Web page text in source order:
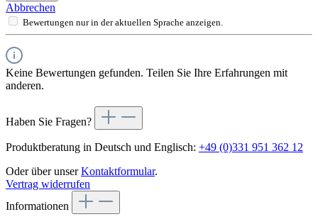
Abbrechen
Bewertungen nur in der aktuellen Sprache anzeigen.
Keine Bewertungen gefunden. Teilen Sie Ihre Erfahrungen mit
anderen.
Haben Sie Fragen?
Produktberatung in Deutsch und Englisch: +49 (0)331 951 362 12
Oder über unserKontaktformular.
Vertrag widerrufen
Informationen